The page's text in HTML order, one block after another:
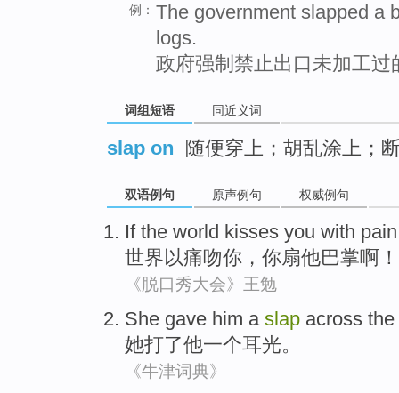
例： The government slapped a
logs.
政府强制禁止出口未加工过
词组短语 同近义词
slap on 随便穿上；胡乱涂上；
双语例句 原声例句 权威例句
If the world kisses you with pain
世界以痛吻你 ， 你扇他巴掌啊 ！
《脱口秀大会》王勉
She gave him a slap across
她打了他一个耳光。
《牛津词典》